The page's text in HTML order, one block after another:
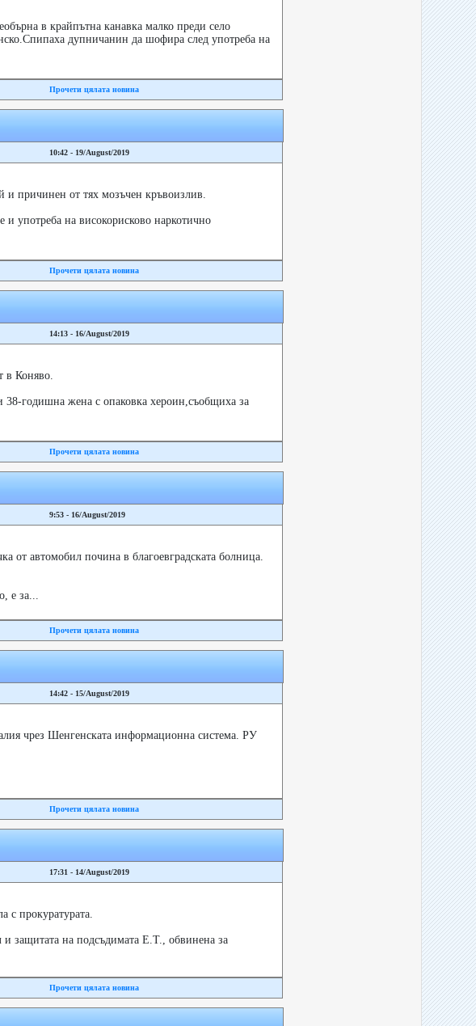
в крайпътна канавка малко преди село
дупничанин да шофира след употреба на
Прочети цялата новина
10:42 - 19/August/2019
причинен от тях мозъчен кръвоизлив.
употреба на високорисково наркотично
Прочети цялата новина
14:13 - 16/August/2019
в Коняво.
годишна жена с опаковка хероин,съобщиха за
Прочети цялата новина
9:53 - 16/August/2019
автомобил почина в благоевградската болница.
е за...
Прочети цялата новина
14:42 - 15/August/2019
чрез Шенгенската информационна система. РУ
Прочети цялата новина
17:31 - 14/August/2019
с прокуратурата.
защитата на подсъдимата Е.Т., обвинена за
Прочети цялата новина